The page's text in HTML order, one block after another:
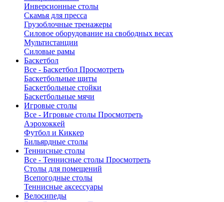
Инверсионные столы
Скамья для пресса
Грузоблочные тренажеры
Силовое оборудование на свободных весах
Мультистанции
Силовые рамы
Баскетбол
Все - Баскетбол Просмотреть
Баскетбольные щиты
Баскетбольные стойки
Баскетбольные мячи
Игровые столы
Все - Игровые столы Просмотреть
Аэрохоккей
Футбол и Киккер
Бильярдные столы
Теннисные столы
Все - Теннисные столы Просмотреть
Столы для помещений
Всепогодные столы
Теннисные аксессуары
Велосипеды